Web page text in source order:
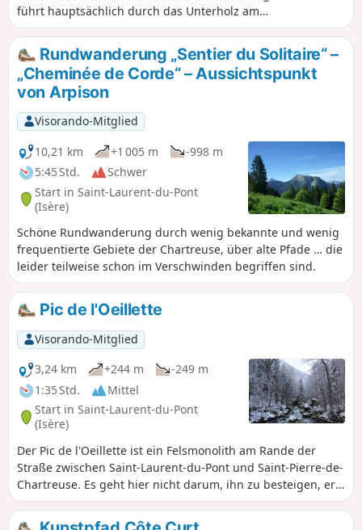
führt hauptsächlich durch das Unterholz am
Grund der Schluchten entlang des Guiers, auf
der Suche nach Abkühlung mit mehreren
Möglichkeiten zum Baden. - Meldung eines
Nutzers am 24. August 2023: Der Weg ist
derzeit wegen Bauarbeiten vom 14. August bis
zum 30. November 2023 gesperrt (das Schild
„Sprengarbeiten” ist sehr abschreckend). Die
Zufahrt von Saint-Pierre-de-Chartreuse mit dem
Auto ist ebenfalls gesperrt (großer Umweg über
Saint-Pierre-d'Entremont).
Rundwanderung „Sentier du Solitaire“ –
„Cheminée de Corde“ – Aussichtspunkt
von Arpison
Visorando-Mitglied
10,21 km
+1 005 m
-998 m
5:45 Std.
Schwer
Start in Saint-Laurent-du-Pont
(Isère)
Schöne Rundwanderung durch wenig bekannte und wenig
frequentierte Gebiete der Chartreuse, über alte Pfade … die
leider teilweise schon im Verschwinden begriffen sind.
Pic de l'Oeillette
Visorando-Mitglied
3,24 km
+244 m
-249 m
1:35 Std.
Mittel
Start in Saint-Laurent-du-Pont
(Isère)
Der Pic de l'Oeillette ist ein Felsmonolith am Rande der
Straße zwischen Saint-Laurent-du-Pont und Saint-Pierre-de-
Chartreuse. Es geht hier nicht darum, ihn zu besteigen, er
dient lediglich als visuelles Ziel für einen gemütlichen
Spaziergang am Ufer des Guiers Mort. Außerhalb der